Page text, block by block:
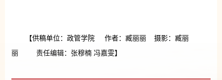
【供稿单位：政管学院 作者：臧丽丽 摄影：臧丽
丽 责任编辑：张穆楠 冯嘉雯】